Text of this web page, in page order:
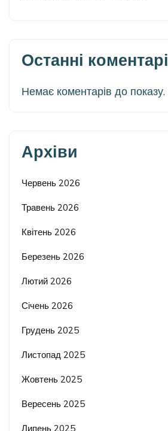
Останні коментарі
Немає коментарів до показу.
Архіви
Червень 2026
Травень 2026
Квітень 2026
Березень 2026
Лютий 2026
Січень 2026
Грудень 2025
Листопад 2025
Жовтень 2025
Вересень 2025
Липень 2025